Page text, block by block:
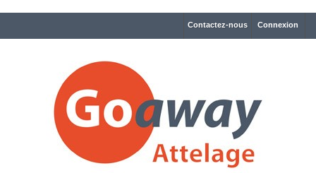
Connexion
Contactez-nous